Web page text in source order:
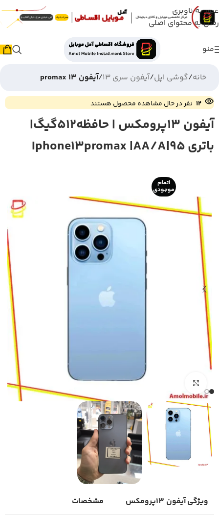
عبور به ناوبری
رفتن به محتوای اصلی
منو
خانه گوشی اپل آیفون سری 13 آیفون 13 promax
12 نفر در حال مشاهده محصول هستند
آیفون 13پرومکس | حافظه512گیگ|
باتری 95|Iphone13promax |AA/A
اتمام
موجودی
بزرگنمایی تصویر
ویژگیآیفون 13پرومکس مشخصات